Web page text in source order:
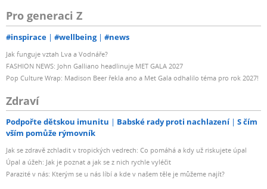
Pro generaci Z
#inspirace #wellbeing #news
Jak funguje vztah Lva a Vodnáře?
FASHION NEWS: John Galliano headlinuje MET GALA 2027
Pop Culture Wrap: Madison Beer řekla ano a Met Gala odhalilo téma pro rok 2027!
Zdraví
Podpořte dětskou imunitu Babské rady proti nachlazení
S čím
vším pomůže rýmovník
Jak se zdravě zchladit v tropických vedrech: Co pomáhá a kdy už riskujete úpal
Úpal a úžeh: Jak je poznat a jak se z nich rychle vyléčit
Parazité v nás: Kterým se u nás líbí a kde v našem těle je můžeme najít?